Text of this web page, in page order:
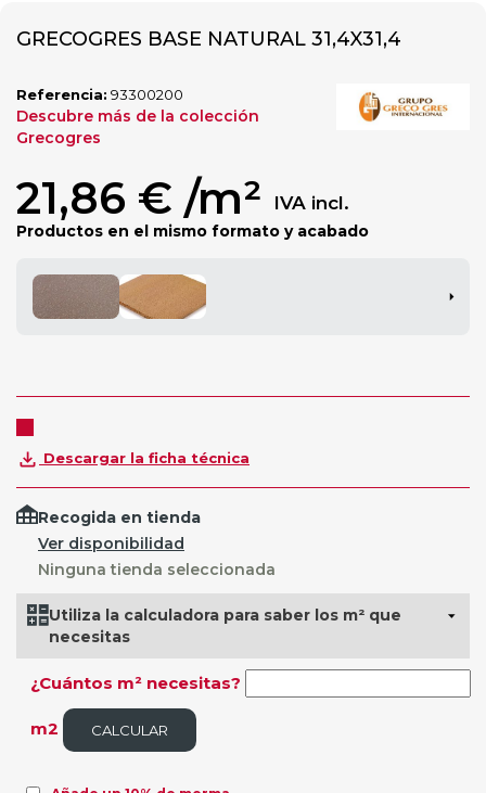
GRECOGRES BASE NATURAL 31,4X31,4
Referencia: 93300200
Descubre más de la colección
Grecogres
21,86 € /m² IVA incl.
Productos en el mismo formato y acabado
Descargar la ficha técnica
Recogida en tienda
Ver disponibilidad
Ninguna tienda seleccionada
Utiliza la calculadora para saber los m² que
necesitas
¿Cuántos m² necesitas?
m2 CALCULAR